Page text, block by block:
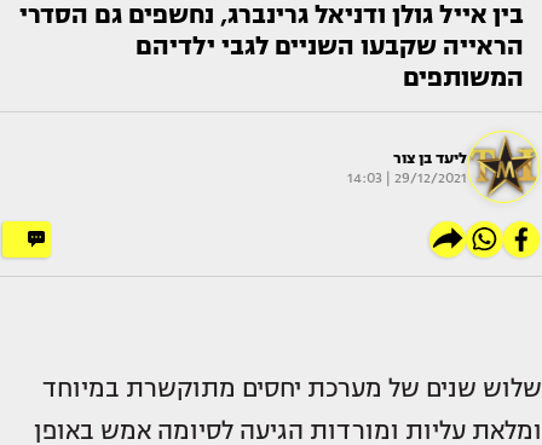
בין אייל גולן ודניאל גרינברג, נחשפים גם הסדרי
הראייה שקבעו השניים לגבי ילדיהם
המשותפים
ליעד בן צור
29/12/2021 | 14:03
שלוש שנים של מערכת יחסים מתוקשרת במיוחד
ומלאת עליות ומורדות הגיעה לסיומה אמש באופן